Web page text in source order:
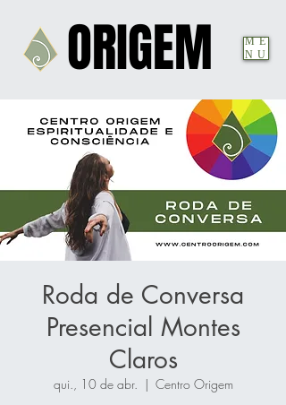
ME
NU
ORIGEM
ORIGEM
Roda de Conversa
Presencial Montes
Claros
qui., 10 de abr.
  |
Centro Origem